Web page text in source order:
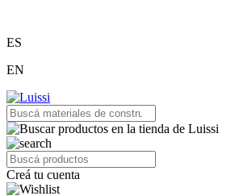
ES
EN
Creá tu cuenta